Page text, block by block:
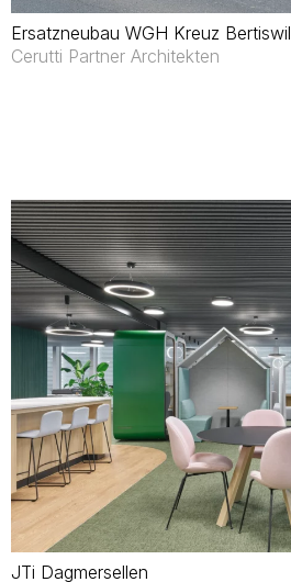
Ersatzneubau WGH Kreuz Bertiswil
Cerutti Partner Architekten
JTi Dagmersellen